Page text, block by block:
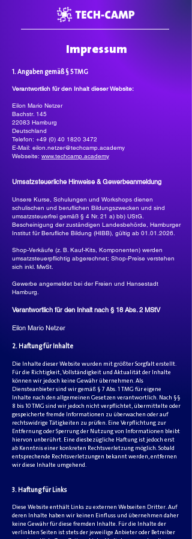
Impressum
1. Angaben gemäß § 5 TMG
Verantwortlich für den Inhalt dieser Website:
Eilon Mario Netzer
Bachstr. 145
22083 Hamburg
Deutschland
Telefon: +49 (0) 40 1820 3472
E-Mail: eilon.netzer@techcamp.academy
Webseite: www.techcamp.academy
Umsatzsteuerliche Hinweise & Gewerbeanmeldung
Unsere Kurse, Schulungen und Workshops dienen
schulischen und beruflichen Bildungszwecken und sind
umsatzsteuerfrei gemäß § 4 Nr. 21 a) bb) UStG.
Bescheinigung der zuständigen Landesbehörde, Hamburger
Institut für Berufliche Bildung (HIBB), gültig ab 01.01.2026.​
Shop-Verkäufe (z. B. Kauf-Kits, Komponenten) werden
umsatzsteuerpflichtig abgerechnet; Shop-Preise verstehen
sich inkl. MwSt.
Gewerbe angemeldet bei der Freien und Hansestadt
Hamburg.
Verantwortlich für den Inhalt nach § 18 Abs. 2 MStV
Eilon Mario Netzer
2. Haftung für Inhalte
Die Inhalte dieser Website wurden mit größter Sorgfalt erstellt.
Für die Richtigkeit, Vollständigkeit und Aktualität der Inhalte
können wir jedoch keine Gewähr übernehmen. Als
Diensteanbieter sind wir gemäß § 7 Abs. 1 TMG für eigene
Inhalte nach den allgemeinen Gesetzen verantwortlich. Nach §§
8 bis 10 TMG sind wir jedoch nicht verpflichtet, übermittelte oder
gespeicherte fremde Informationen zu überwachen oder auf
rechtswidrige Tätigkeiten zu prüfen. Eine Verpflichtung zur
Entfernung oder Sperrung der Nutzung von Informationen bleibt
hiervon unberührt. Eine diesbezügliche Haftung ist jedoch erst
ab Kenntnis einer konkreten Rechtsverletzung möglich. Sobald
entsprechende Rechtsverletzungen bekannt werden, entfernen
wir diese Inhalte umgehend.
3. Haftung für Links
Diese Website enthält Links zu externen Webseiten Dritter. Auf
deren Inhalte haben wir keinen Einfluss und übernehmen daher
keine Gewähr für diese fremden Inhalte. Für die Inhalte der
verlinkten Seiten ist stets der jeweilige Anbieter oder Betreiber